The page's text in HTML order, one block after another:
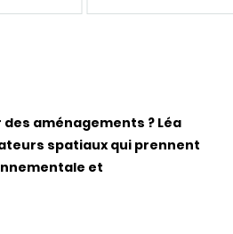
aménagements ? Léa
spatiaux qui prennent
et